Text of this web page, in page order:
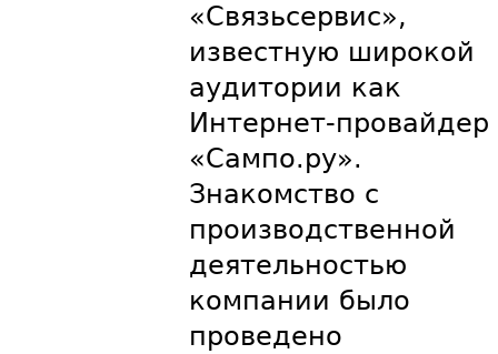
«Связьсервис»,
известную широкой
аудитории как
Интернет-провайдер
«Сампо.ру».
Знакомство с
производственной
деятельностью
компании было
проведено